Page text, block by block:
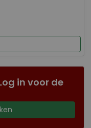
in voor de